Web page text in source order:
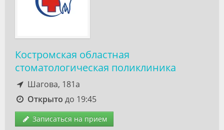
Костромская областная
стоматологическая поликлиника
Шагова, 181а
Открыто до 19:45
Записаться на прием